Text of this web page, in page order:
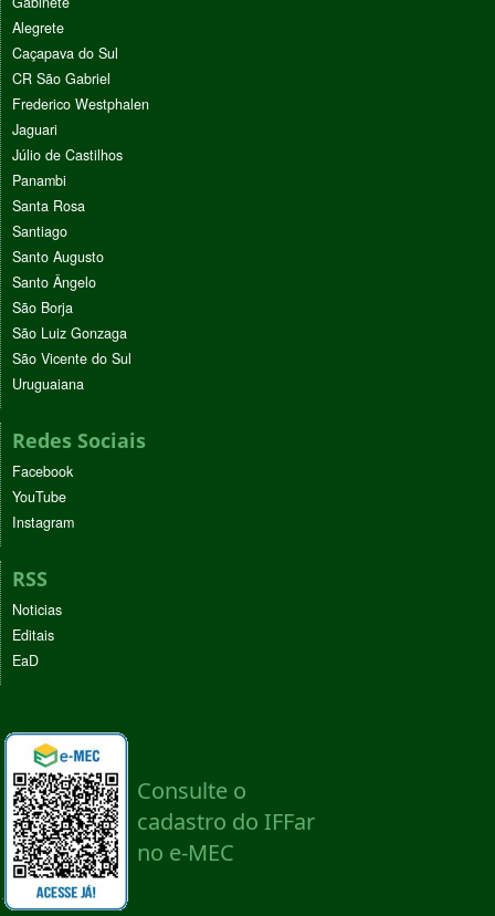
Alegrete
Caçapava do Sul
CR São Gabriel
Frederico Westphalen
Jaguari
Júlio de Castilhos
Panambi
Santa Rosa
Santiago
Santo Augusto
Santo Ângelo
São Borja
São Luiz Gonzaga
São Vicente do Sul
Uruguaiana
Redes Sociais
Facebook
YouTube
Instagram
RSS
Noticias
Editais
EaD